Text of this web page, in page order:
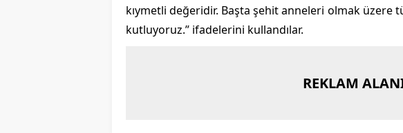
kıymetli değeridir. Başta şehit anneleri olmak üzere
kutluyoruz.” ifadelerini kullandılar.
REKLAM